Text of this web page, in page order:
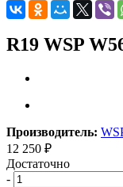
R19 WSP
Производитель:
12 250 ₽
Достаточно
-